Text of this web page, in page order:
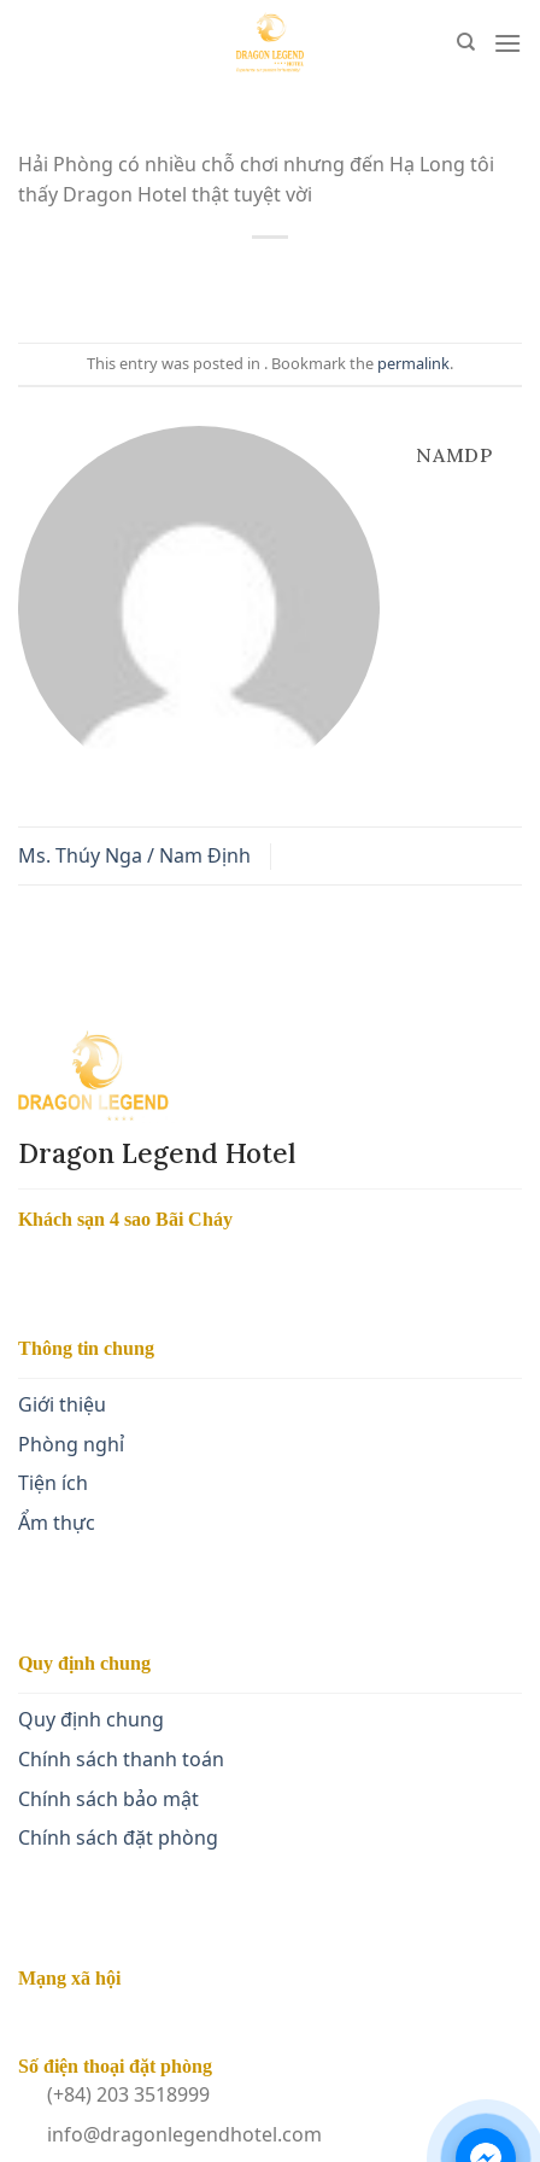
Hải Phòng có nhiều chỗ chơi nhưng đến Hạ Long tôi
thấy Dragon Hotel thật tuyệt vời
This entry was posted in . Bookmark the permalink.
NAMDP
Ms. Thúy Nga / Nam Định
Dragon Legend Hotel
Khách sạn 4 sao Bãi Cháy
Thông tin chung
Giới thiệu
Phòng nghỉ
Tiện ích
Ẩm thực
Quy định chung
Quy định chung
Chính sách thanh toán
Chính sách bảo mật
Chính sách đặt phòng
Mạng xã hội
Số điện thoại đặt phòng
(+84) 203 3518999
info@dragonlegendhotel.com